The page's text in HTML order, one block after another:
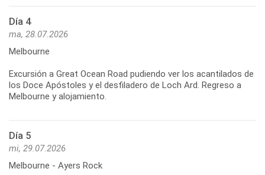
Día 4
ma, 28.07.2026
Melbourne
Excursión a Great Ocean Road pudiendo ver los acantilados de
los Doce Apóstoles y el desfiladero de Loch Ard. Regreso a
Melbourne y alojamiento.
Día 5
mi, 29.07.2026
Melbourne - Ayers Rock